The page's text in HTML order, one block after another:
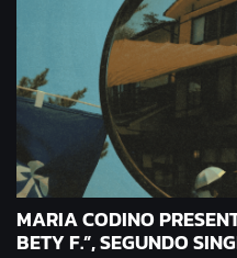
MARIA CODINO
BETY F.”, SEGUNDO